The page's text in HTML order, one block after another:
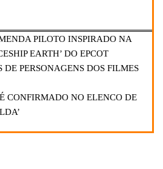
PILOTO INSPIRADO NA
EARTH’ DO EPCOT
DE PERSONAGENS DOS FILMES
CONFIRMADO NO ELENCO DE